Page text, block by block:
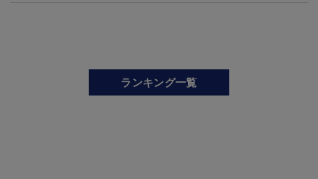
ランキング一覧